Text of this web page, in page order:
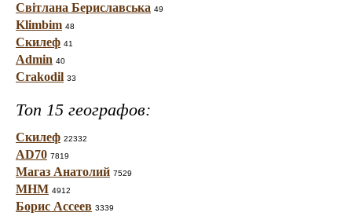
Світлана Бериславська 49
Klimbim 48
Скилеф 41
Admin 40
Crakodil 33
Топ 15 географов:
Скилеф 22332
AD70 7819
Магаз Анатолий 7529
МНМ 4912
Борис Ассеев 3339